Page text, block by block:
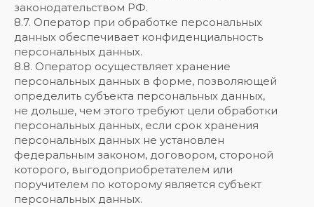
законодательством РФ.
8.7. Оператор при обработке персональных
данных обеспечивает конфиденциальность
персональных данных.
8.8. Оператор осуществляет хранение
персональных данных в форме, позволяющей
определить субъекта персональных данных,
не дольше, чем этого требуют цели обработки
персональных данных, если срок хранения
персональных данных не установлен
федеральным законом, договором, стороной
которого, выгодоприобретателем или
поручителем по которому является субъект
персональных данных.